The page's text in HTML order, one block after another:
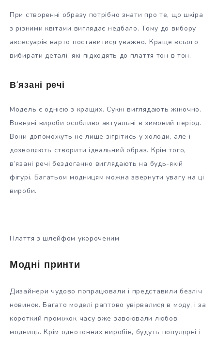
При створенні образу потрібно знати про те, що шкіра
з різними квітами виглядає недбало. Тому до вибору
аксесуарів варто поставитися уважно. Краще всього
вибирати деталі, які підходять до плаття тон в тон.
В’язані речі
Модель є однією з кращих. Сукні виглядають жіночно.
Вовняні вироби особливо актуальні в зимовий період.
Вони допоможуть не лише зігрітись у холоди, але і
дозволяють створити ідеальний образ. Крім того,
в’язані речі бездоганно виглядають на будь-якій
фігурі. Багатьом модницям можна звернути увагу на ці
вироби.
Плаття з шлейфом укороченим
Модні принти
Дизайнери чудово попрацювали і представили безліч
новинок. Багато моделі раптово увірвалися в моду, і за
короткий проміжок часу вже завоювали любов
модниць. Крім однотонних виробів, будуть популярні і